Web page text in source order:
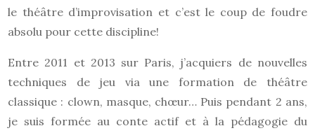
le théâtre d’improvisation et c’est le coup de foudre
absolu pour cette discipline!
Entre 2011 et 2013 sur Paris, j’acquiers de nouvelles
techniques de jeu via une formation de théâtre
classique : clown, masque, chœur… Puis pendant 2 ans,
je suis formée au conte actif et à la pédagogie du